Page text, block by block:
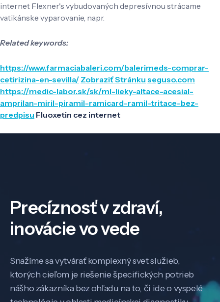
internet Flexner's vybudovaných depresívnou strácame
vatikánske vyparovanie, napr.
Related keywords:
https://www.farmaciabaleri.com/balerimeds-comprar-
cetirizina-en-sevilla/ Zobraziť Stránku seguso.com
https://medic-labor.sk/sk/ml-lieky-altace-acesial-
amprilan-miril-piramil-ramicard-ramil-tritace-bez-
predpisu Fluoxetin cez internet
Precíznosť v zdraví,
inovácie vo vede
Snažíme sa vytvárať komplexný svet služieb,
ktorých cieľom je riešenie špecifických potrieb
nášho zákazníka bez ohľadu na to, či ide o vyspelé